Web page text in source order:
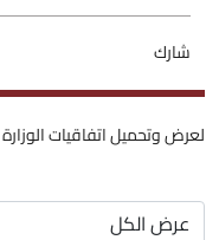
شارك
لعرض وتحميل اتفاقيات الوزارة